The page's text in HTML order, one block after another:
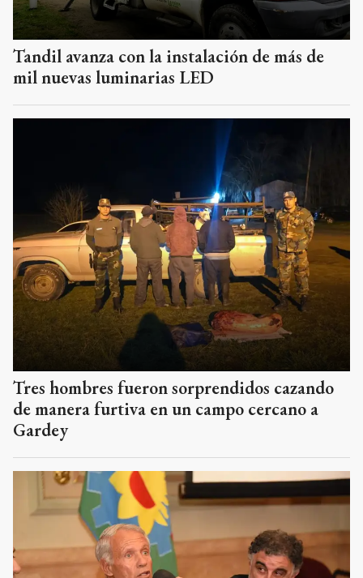
Tandil avanza con la instalación de más de
mil nuevas luminarias LED
Tres hombres fueron sorprendidos cazando
de manera furtiva en un campo cercano a
Gardey